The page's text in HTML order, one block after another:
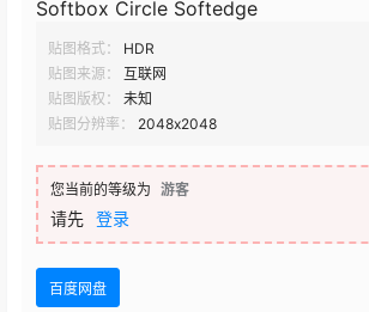
Softbox Circle Softedge
贴图格式：
HDR
贴图来源：
互联网
贴图版权：
未知
贴图分辨率：
2048x2048
您当前的等级为 游客
请先 登录
百度网盘